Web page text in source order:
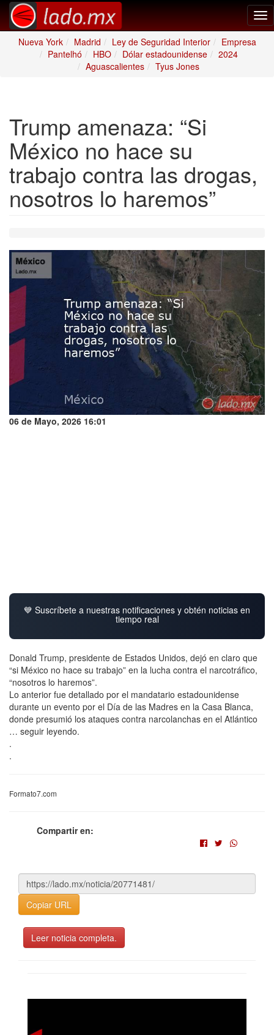
Nueva York
Madrid Ley de Seguridad Interior
Empresa
Pantelhó
HBO Dólar estadounidense
2024
Aguascalientes
Tyus Jones
Trump amenaza: “Si
México no hace su
trabajo contra las drogas,
nosotros lo haremos”
06 de Mayo, 2026 16:01
💙 Suscríbete a nuestras notificaciones y obtén noticias en
tiempo real
Donald Trump, presidente de Estados Unidos, dejó en claro que
“si México no hace su trabajo” en la lucha contra el narcotráfico,
“nosotros lo haremos”.
Lo anterior fue detallado por el mandatario estadounidense
durante un evento por el Día de las Madres en la Casa Blanca,
donde presumió los ataques contra narcolanchas en el Atlántico
… seguir leyendo.
.
.
Formato7.com
Compartir en:
Copiar URL
Leer noticia completa.